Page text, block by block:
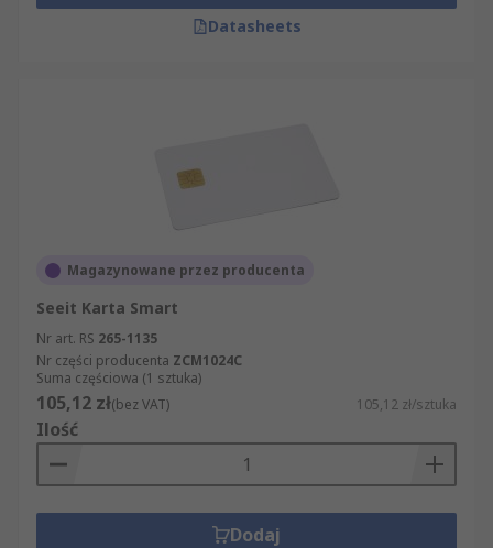
Datasheets
Magazynowane przez producenta
Seeit Karta Smart
Nr art. RS 265-1135
Nr części producenta ZCM1024C
Suma częściowa (1 sztuka)
105,12 zł(bez VAT) 105,12 zł/sztuka
Ilość
Dodaj